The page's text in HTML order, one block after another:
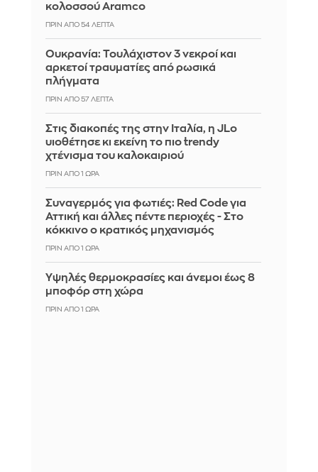
κολοσσού Aramco
ΠΡΙΝ ΑΠΌ 54 ΛΕΠΤΆ
Ουκρανία: Τουλάχιστον 3 νεκροί και
αρκετοί τραυματίες από ρωσικά
πλήγματα
ΠΡΙΝ ΑΠΌ 57 ΛΕΠΤΆ
Στις διακοπές της στην Ιταλία, η JLo
υιοθέτησε κι εκείνη το πιο trendy
χτένισμα του καλοκαιριού
ΠΡΙΝ ΑΠΌ 1 ΏΡΑ
Συναγερμός για φωτιές: Red Code για
Αττική και άλλες πέντε περιοχές - Στο
κόκκινο ο κρατικός μηχανισμός
ΠΡΙΝ ΑΠΌ 1 ΏΡΑ
Υψηλές θερμοκρασίες και άνεμοι έως 8
μποφόρ στη χώρα
ΠΡΙΝ ΑΠΌ 1 ΏΡΑ